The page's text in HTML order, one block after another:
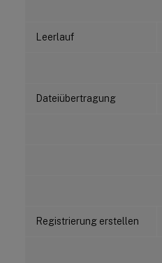
Leerlauf
Dateiübertragung
Registrierung erstellen